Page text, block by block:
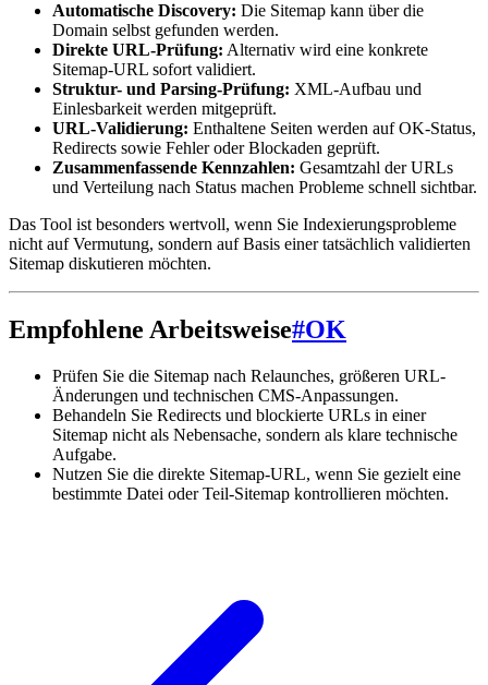
Automatische Discovery: Die Sitemap kann über die
Domain selbst gefunden werden.
Direkte URL-Prüfung: Alternativ wird eine konkrete
Sitemap-URL sofort validiert.
Struktur- und Parsing-Prüfung: XML-Aufbau und
Einlesbarkeit werden mitgeprüft.
URL-Validierung: Enthaltene Seiten werden auf OK-Status,
Redirects sowie Fehler oder Blockaden geprüft.
Zusammenfassende Kennzahlen: Gesamtzahl der URLs
und Verteilung nach Status machen Probleme schnell sichtbar.
Das Tool ist besonders wertvoll, wenn Sie Indexierungsprobleme
nicht auf Vermutung, sondern auf Basis einer tatsächlich validierten
Sitemap diskutieren möchten.
Empfohlene Arbeitsweise#OK
Prüfen Sie die Sitemap nach Relaunches, größeren URL-
Änderungen und technischen CMS-Anpassungen.
Behandeln Sie Redirects und blockierte URLs in einer
Sitemap nicht als Nebensache, sondern als klare technische
Aufgabe.
Nutzen Sie die direkte Sitemap-URL, wenn Sie gezielt eine
bestimmte Datei oder Teil-Sitemap kontrollieren möchten.